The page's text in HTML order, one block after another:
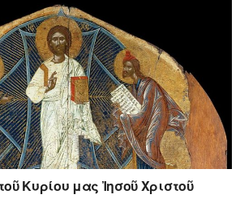
Κυρίου μας Ἰησοῦ Χριστοῦ